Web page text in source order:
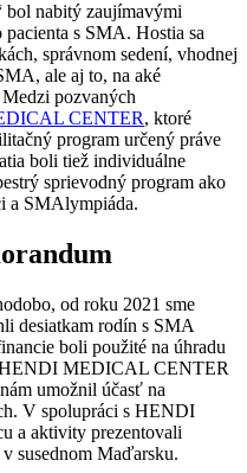
bol nabitý zaujímavými
s SMA. Hostia sa
správnom sedení, vhodnej
ale aj to, na aké
pozvaných
CENTER, ktoré
program určený práve
boli tiež individuálne
sprievodný program ako
a SMAlympiáda.
od roku 2021 sme
desiatkam rodín s SMA
boli použité na úhradu
HENDI MEDICAL CENTER
umožnil účasť na
V spolupráci s HENDI
a aktivity prezentovali
susednom Maďarsku.